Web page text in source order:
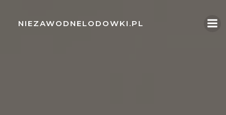
content
NIEZAWODNELODOWKI.PL